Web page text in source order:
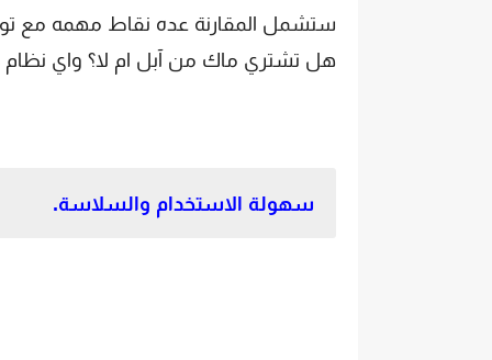
ستشمل المقارنة عده نقاط مهمه مع
هل تشتري ماك من آبل ام لا؟ واي نظام
سهولة الاستخدام والسلاسة.